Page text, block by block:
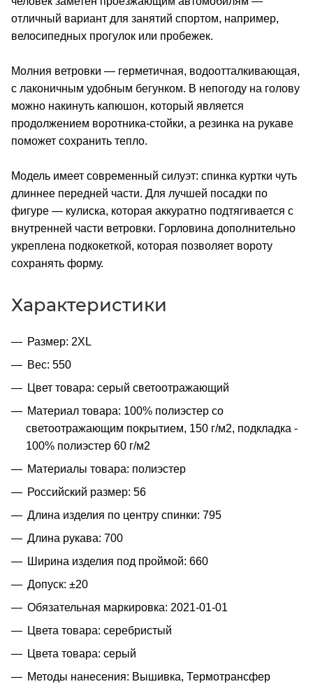
отличный вариант для занятий спортом, например,
велосипедных прогулок или пробежек.
Молния ветровки — герметичная, водоотталкивающая,
с лаконичным удобным бегунком. В непогоду на голову
можно накинуть капюшон, который является
продолжением воротника-стойки, а резинка на рукаве
поможет сохранить тепло.
Модель имеет современный силуэт: спинка куртки чуть
длиннее передней части. Для лучшей посадки по
фигуре — кулиска, которая аккуратно подтягивается с
внутренней части ветровки. Горловина дополнительно
укреплена подкокеткой, которая позволяет вороту
сохранять форму.
Характеристики
Размер: 2XL
Вес: 550
Цвет товара: серый светоотражающий
Материал товара: 100% полиэстер со
светоотражающим покрытием, 150 г/м2, подкладка -
100% полиэстер 60 г/м2
Материалы товара: полиэстер
Российский размер: 56
Длина изделия по центру спинки: 795
Длина рукава: 700
Ширина изделия под проймой: 660
Допуск: ±20
Обязательная маркировка: 2021-01-01
Цвета товара: серебристый
Цвета товара: серый
Методы нанесения: Вышивка, Термотрансфер